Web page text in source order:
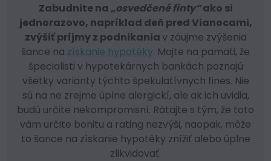
Zabudnite na „osvedčené finty“ako si
jednorazovo, napríklad deň pred Vianocami,
zvýšiť príjmy z podnikaniav záujme zvýšenia
šance na získanie hypotéky. Majte na pamäti, že
špecialisti v hypotekárnych bankách poznajú
všetky varianty týchto špekulatívnych fines. Nie
sú na ne zrejme úplne alergickí, ale ak ich uvidia,
budú určite nekompromisní. Rátajte s tým, že toto
vám určite bonitu a rating nezvýši, naopak, môže
to šance na získanie hypotéky znížiť alebo úplne
zlikvidovať.